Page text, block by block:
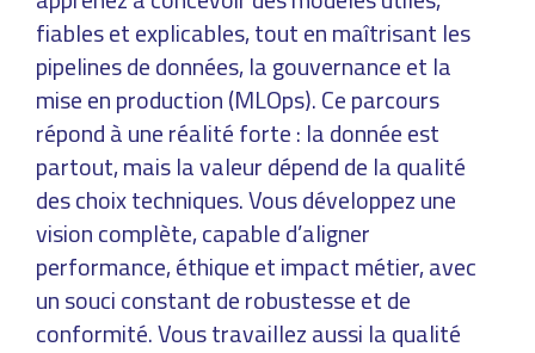
fiables et explicables, tout en maîtrisant les
pipelines de données, la gouvernance et la
mise en production (MLOps). Ce parcours
répond à une réalité forte : la donnée est
partout, mais la valeur dépend de la qualité
des choix techniques. Vous développez une
vision complète, capable d’aligner
performance, éthique et impact métier, avec
un souci constant de robustesse et de
conformité. Vous travaillez aussi la qualité